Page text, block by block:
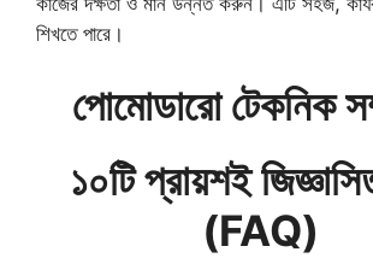
শিখতে পারে।
পোমোডারো টেকনিক
১০টি প্রায়শই
(FAQ)